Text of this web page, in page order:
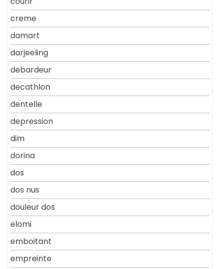
creme
damart
darjeeling
debardeur
decathlon
dentelle
depression
dim
dorina
dos
dos nus
douleur dos
elomi
emboitant
empreinte